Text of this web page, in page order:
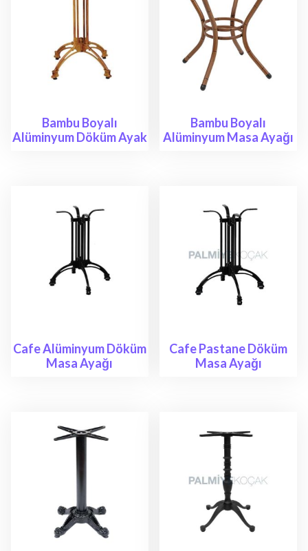
Bambu Boyalı
Alüminyum Döküm Ayak
Bambu Boyalı
Alüminyum Masa Ayağı
Cafe Alüminyum Döküm
Masa Ayağı
Cafe Pastane Döküm
Masa Ayağı